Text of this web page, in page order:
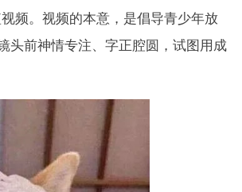
频。视频的本意，是倡导青少年放
头前神情专注、字正腔圆，试图用成